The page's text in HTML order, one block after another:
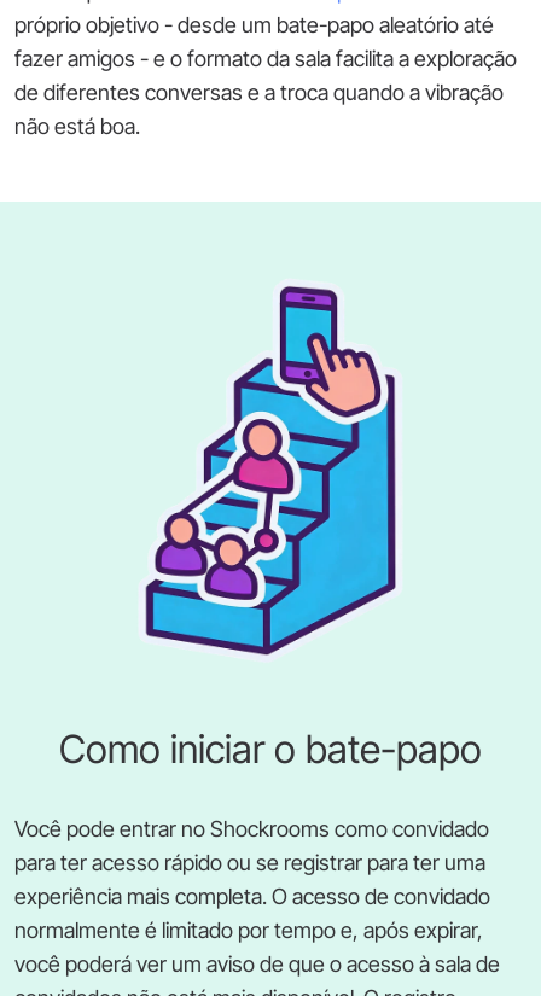
próprio objetivo - desde um bate-papo aleatório até
fazer amigos - e o formato da sala facilita a exploração
de diferentes conversas e a troca quando a vibração
não está boa.
Como iniciar o bate-papo
Você pode entrar no Shockrooms como convidado
para ter acesso rápido ou se registrar para ter uma
experiência mais completa. O acesso de convidado
normalmente é limitado por tempo e, após expirar,
você poderá ver um aviso de que o acesso à sala de